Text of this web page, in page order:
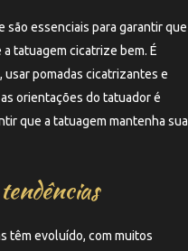
são essenciais para garantir que
tatuagem cicatrize bem. É
pomadas cicatrizantes e
orientações do tatuador é
que a tatuagem mantenha sua
têm evoluído, com muitos